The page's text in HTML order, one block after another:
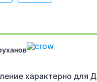
характерно для